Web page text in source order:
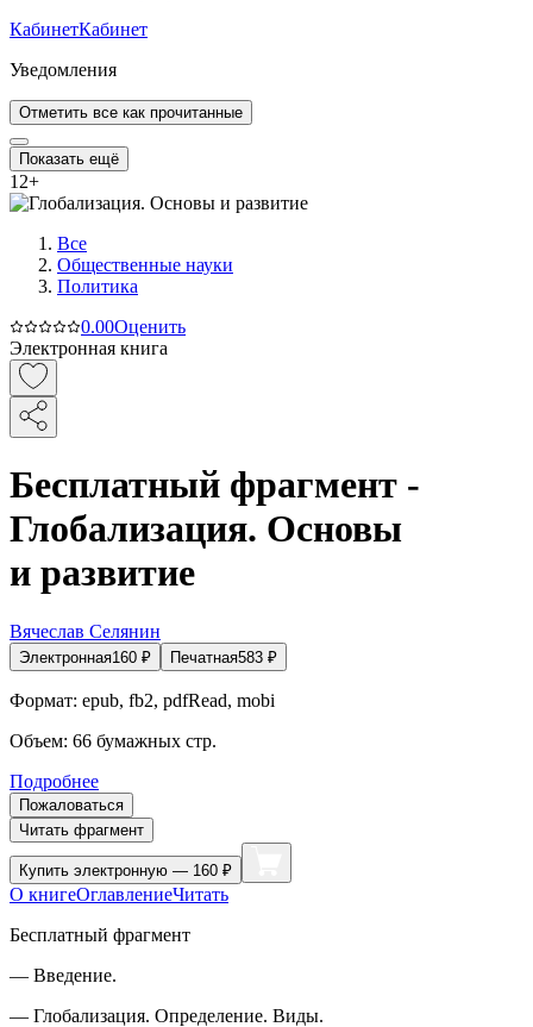
КабинетКабинет
Уведомления
Отметить все как прочитанные
Показать ещё
12+
Все
Общественные науки
Политика
0.00Оценить
Электронная книга
Бесплатный фрагмент -
Глобализация. Основы
и развитие
Вячеслав Селянин
Электронная160 ₽ Печатная583 ₽
Формат: epub, fb2, pdfRead, mobi
Объем: 66 бумажных стр.
Подробнее
Пожаловаться
Читать фрагмент
Купить электронную — 160 ₽
О книгеОглавлениеЧитать
Бесплатный фрагмент
— Введение.
— Глобализация. Определение. Виды.